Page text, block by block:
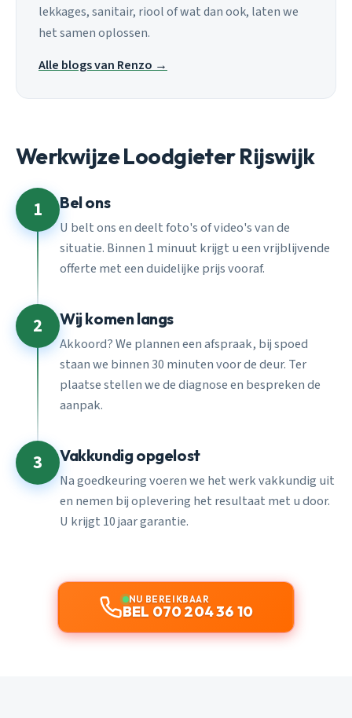
lekkages, sanitair, riool of wat dan ook, laten we
het samen oplossen.
Alle blogs van Renzo →
Werkwijze Loodgieter Rijswijk
1 Bel ons
U belt ons en deelt foto's of video's van de
situatie. Binnen 1 minuut krijgt u een vrijblijvende
offerte met een duidelijke prijs vooraf.
2 Wij komen langs
Akkoord? We plannen een afspraak, bij spoed
staan we binnen 30 minuten voor de deur. Ter
plaatse stellen we de diagnose en bespreken de
aanpak.
3 Vakkundig opgelost
Na goedkeuring voeren we het werk vakkundig uit
en nemen bij oplevering het resultaat met u door.
U krijgt 10 jaar garantie.
NU BEREIKBAAR
BEL 070 204 36 10